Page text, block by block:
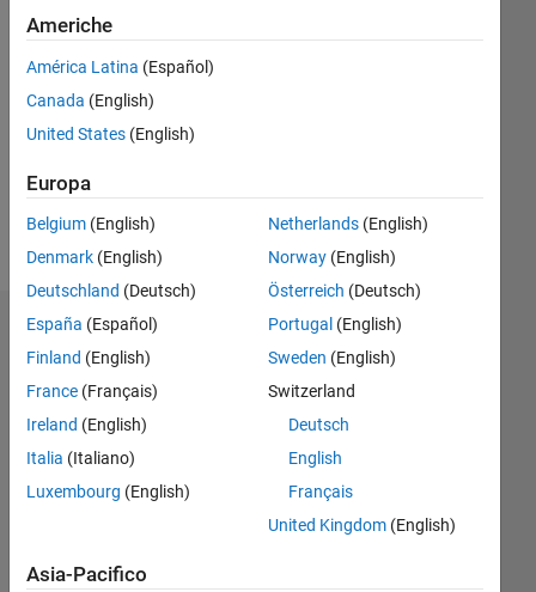
dal 2025
Following:
Follow
Badge
sabrina's
Badge
MATLAB
Answers
Badge
Tutto
Americhe
América Latina (Español)
Canada (English)
United States (English)
Europa
Belgium (English)
Denmark (English)
Deutschland (Deutsch)
España (Español)
Finland (English)
France (Français)
Ireland (English)
Italia (Italiano)
Luxembourg (English)
Netherlands(English)
Norway(English)
Österreich (Deutsch)
Portugal (English)
Sweden (English)
Switzerland
Deutsch
English
Français
United Kingdom(English)
Asia-Pacifico